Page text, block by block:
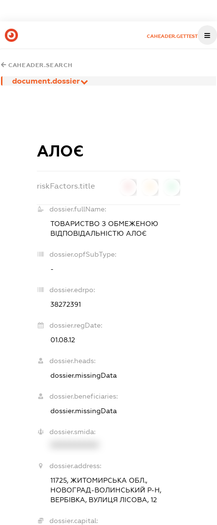
CAHEADER.GETTEST
CAHEADER.SEARCH
document.dossier
АЛОЄ
riskFactors.title
dossier.fullName:
ТОВАРИСТВО З ОБМЕЖЕНОЮ
ВІДПОВІДАЛЬНІСТЮ АЛОЄ
dossier.opfSubType:
-
dossier.edrpo:
38272391
dossier.regDate:
01.08.12
dossier.heads:
dossier.missingData
dossier.beneficiaries:
dossier.missingData
dossier.smida:
dossier.address:
11725, ЖИТОМИРСЬКА ОБЛ.,
НОВОГРАД-ВОЛИНСЬКИЙ Р-Н,
ВЕРБІВКА, ВУЛИЦЯ ЛІСОВА, 12
dossier.capital: